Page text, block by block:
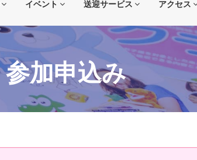
イベント 送迎サービス アクセス
参加申込み